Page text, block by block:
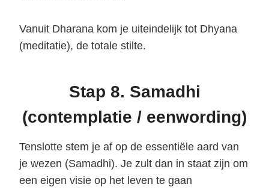
Vanuit Dharana kom je uiteindelijk tot Dhyana
(meditatie), de totale stilte.
Stap 8. Samadhi
(contemplatie / eenwording)
Tenslotte stem je af op de essentiële aard van
je wezen (Samadhi). Je zult dan in staat zijn om
een eigen visie op het leven te gaan